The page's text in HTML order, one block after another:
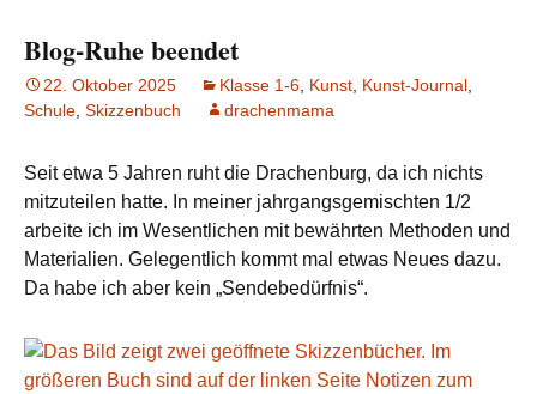
Blog-Ruhe beendet
22. Oktober 2025 Klasse 1-6 Kunst Kunst-Journal
Schule Skizzenbuch drachenmama
Seit etwa 5 Jahren ruht die Drachenburg, da ich nichts
mitzuteilen hatte. In meiner jahrgangsgemischten 1/2
arbeite ich im Wesentlichen mit bewährten Methoden und
Materialien. Gelegentlich kommt mal etwas Neues dazu.
Da habe ich aber kein „Sendebedürfnis“.